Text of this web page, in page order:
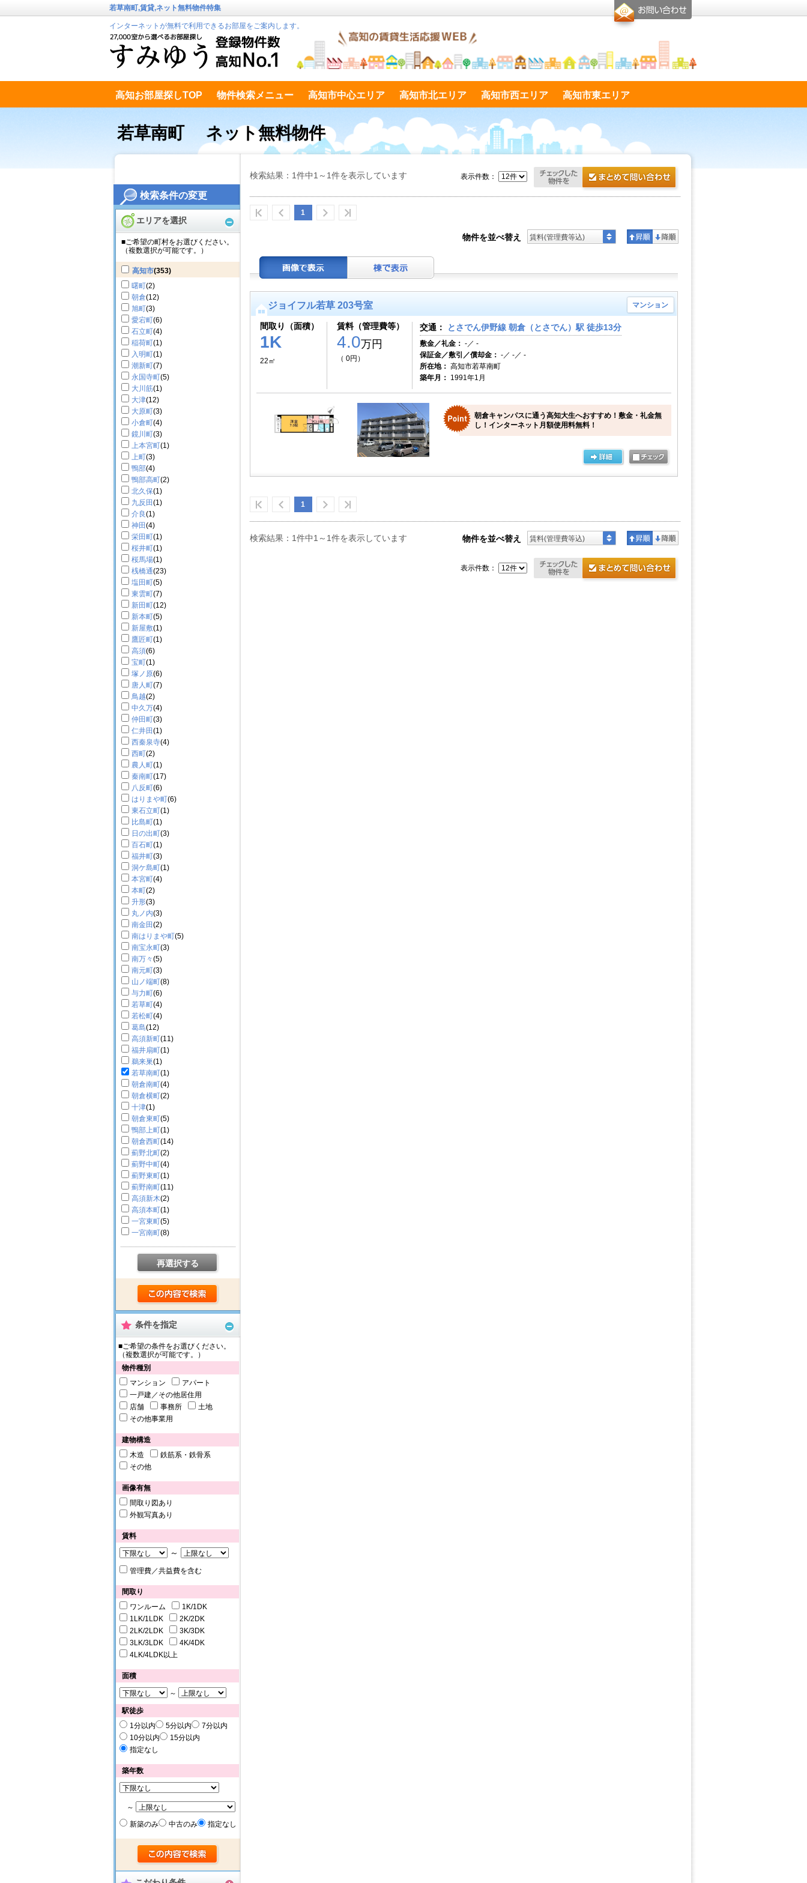
検索条件の変更
エリアを選択
■ご希望の町村をお選びください。
（複数選択が可能です。）
高知市(353)
曙町(2)
朝倉(12)
旭町(3)
愛宕町(6)
石立町(4)
稲荷町(1)
入明町(1)
潮新町(7)
永国寺町(5)
大川筋(1)
大津(12)
大原町(3)
小倉町(4)
鏡川町(3)
上本宮町(1)
上町(3)
鴨部(4)
鴨部高町(2)
北久保(1)
九反田(1)
介良(1)
神田(4)
栄田町(1)
桜井町(1)
桜馬場(1)
桟橋通(23)
塩田町(5)
東雲町(7)
新田町(12)
新本町(5)
新屋敷(1)
鷹匠町(1)
高須(6)
宝町(1)
塚ノ原(6)
唐人町(7)
鳥越(2)
中久万(4)
仲田町(3)
仁井田(1)
西秦泉寺(4)
西町(2)
農人町(1)
秦南町(17)
八反町(6)
はりまや町(6)
東石立町(1)
比島町(1)
日の出町(3)
百石町(1)
福井町(3)
洞ケ島町(1)
本宮町(4)
本町(2)
升形(3)
丸ノ内(3)
南金田(2)
南はりまや町(5)
南宝永町(3)
南万々(5)
南元町(3)
山ノ端町(8)
与力町(6)
若草町(4)
若松町(4)
葛島(12)
高須新町(11)
福井扇町(1)
鵜来巣(1)
若草南町(1)
朝倉南町(4)
朝倉横町(2)
十津(1)
朝倉東町(5)
鴨部上町(1)
朝倉西町(14)
薊野北町(2)
薊野中町(4)
薊野東町(1)
薊野南町(11)
高須新木(2)
高須本町(1)
一宮東町(5)
一宮南町(8)
再選択する
条件を指定
■ご希望の条件をお選びください。
（複数選択が可能です。）
物件種別
マンション
アパート
一戸建／その他居住用
店舗
事務所
土地
その他事業用
建物構造
木造
鉄筋系・鉄骨系
その他
画像有無
間取り図あり
外観写真あり
賃料
～
管理費／共益費を含む
間取り
ワンルーム
1K/1DK
1LK/1LDK
2K/2DK
2LK/2LDK
3K/3DK
3LK/3LDK
4K/4DK
4LK/4LDK以上
面積
～
駅徒歩
1分以内
5分以内
7分以内
10分以内
15分以内
指定なし
築年数
～
新築のみ
中古のみ 指定なし
若草南町,賃貸,ネット無料物件特集
インターネットが無料で利用できるお部屋をご案内します。
高知お部屋探しTOP 物件検索メニュー 高知市中心エリア 高知市北エリア 高知市西エリア 高知市東エリア
高知市南エリア
若草南町 ネット無料物件
検索結果：1件中1～1件を表示しています
1
表示件数：
物件を並べ替え 賃料(管理費等込)
ジョイフル若草 203号室 マンション
間取り（面積）
1K
22㎡
賃料（管理費等）
4.0万円
（ 0円）
交通： とさでん伊野線 朝倉（とさでん）駅 徒歩13分
敷金／礼金： -／ -
保証金／敷引／償却金： -／ -／ -
所在地： 高知市若草南町
築年月： 1991年1月
朝倉キャンパスに通う高知大生へおすすめ！敷金・礼金無
し！インターネット月額使用料無料！
物件を並べ替え 賃料(管理費等込)
1
表示件数：
検索結果：1件中1～1件を表示しています